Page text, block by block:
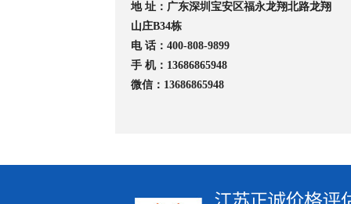
地 址：广东深圳宝安区福永龙翔北路龙翔
山庄B34栋
电 话：400-808-9899
手 机：13686865948
微信：13686865948